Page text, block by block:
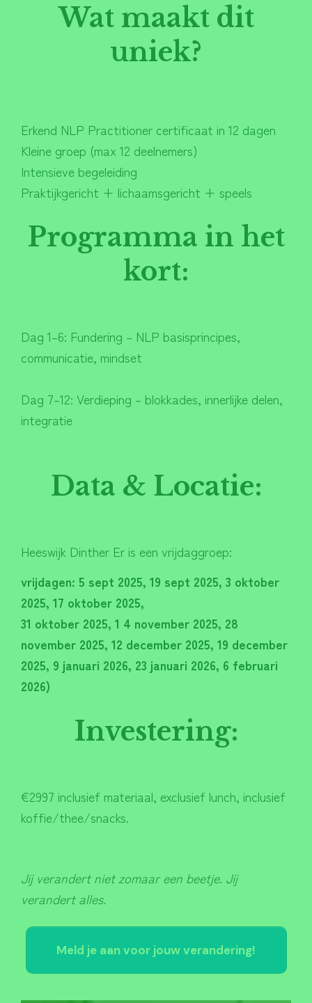
Wat maakt dit
uniek?
Erkend NLP Practitioner certificaat in 12 dagen
Kleine groep (max 12 deelnemers)
Intensieve begeleiding
Praktijkgericht + lichaamsgericht + speels
Programma in het
kort:
Dag 1–6: Fundering – NLP basisprincipes,
communicatie, mindset
Dag 7–12: Verdieping – blokkades, innerlijke delen,
integratie
Data & Locatie:
Heeswijk Dinther Er is een vrijdaggroep:
vrijdagen: 5 sept 2025, 19 sept 2025, 3 oktober
2025, 17 oktober 2025,
31 oktober 2025, 1 4 november 2025, 28
november 2025, 12 december 2025, 19 december
2025, 9 januari 2026, 23 januari 2026, 6 februari
2026)
Investering:
€2997 inclusief materiaal, exclusief lunch, inclusief
koffie/thee/snacks.
Jij verandert niet zomaar een beetje. Jij
verandert alles.
Meld je aan voor jouw verandering!